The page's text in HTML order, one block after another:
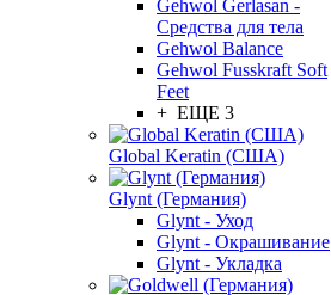
Gehwol Gerlasan -
Средства для тела
Gehwol Balance
Gehwol Fusskraft Soft
Feet
+ ЕЩЕ 3
Global Keratin (США)
Glynt (Германия)
Glynt - Уход
Glynt - Окрашивание
Glynt - Укладка